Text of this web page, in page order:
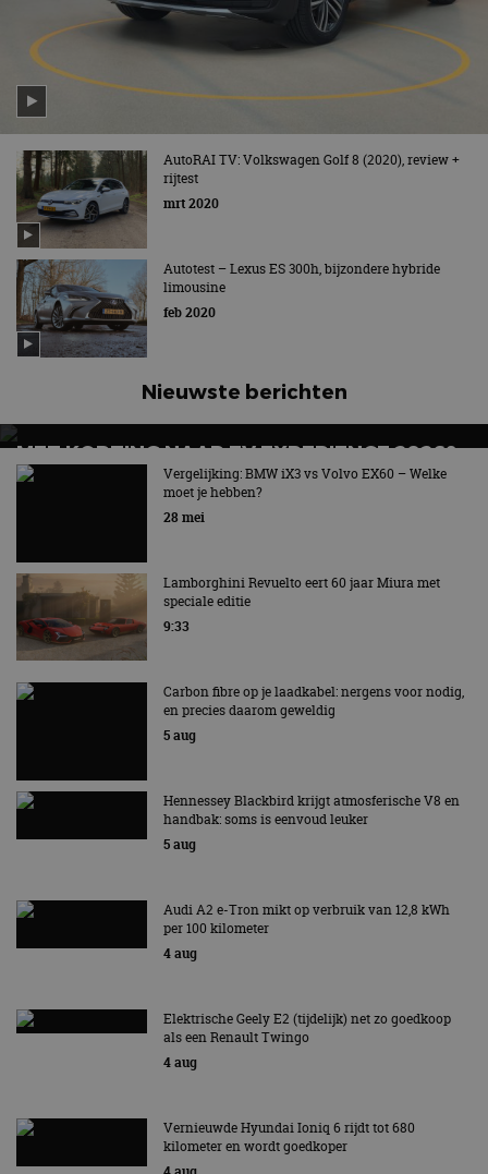
AutoRAI TV: Volkswagen Golf 8 (2020), review +
rijtest
mrt 2020
Autotest – Lexus ES 300h, bijzondere hybride
limousine
feb 2020
Nieuwste berichten
MET KORTING NAAR EV EXPERIENCE 2026?
AUTORAI REGELT HET!
EV Experience 2026 van 24 tot 26 september
Vergelijking: BMW iX3 vs Volvo EX60 – Welke
moet je hebben?
28 mei
Lamborghini Revuelto eert 60 jaar Miura met
speciale editie
9:33
Carbon fibre op je laadkabel: nergens voor nodig,
en precies daarom geweldig
5 aug
Hennessey Blackbird krijgt atmosferische V8 en
handbak: soms is eenvoud leuker
5 aug
Audi A2 e-Tron mikt op verbruik van 12,8 kWh
per 100 kilometer
4 aug
Elektrische Geely E2 (tijdelijk) net zo goedkoop
als een Renault Twingo
4 aug
Vernieuwde Hyundai Ioniq 6 rijdt tot 680
kilometer en wordt goedkoper